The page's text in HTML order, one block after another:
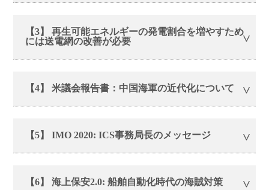
【3】 再生可能エネルギーの発電割合を増やすため
には送電網の改善が必要
【4】 米議会報告書：中国海軍の近代化について
【5】 IMO 2020: ICS事務局長のメッセージ
【6】 海上保安2.0: 船舶自動化時代の海賊対策